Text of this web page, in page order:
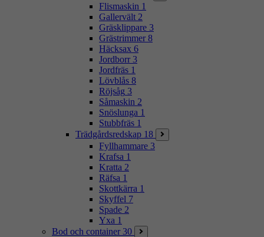
Flismaskin 1
Gallervält 2
Gräsklippare 3
Grästrimmer 8
Häcksax 6
Jordborr 3
Jordfräs 1
Lövblås 8
Röjsåg 3
Såmaskin 2
Snöslunga 1
Stubbfräs 1
Trädgårdsredskap 18
Fyllhammare 3
Krafsa 1
Kratta 2
Räfsa 1
Skottkärra 1
Skyffel 7
Spade 2
Yxa 1
Bod och container 30